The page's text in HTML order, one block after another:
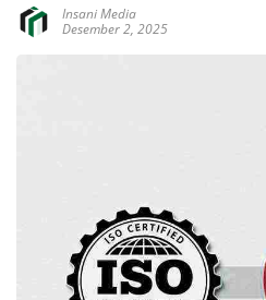
Insani Media
Desember 2, 2025